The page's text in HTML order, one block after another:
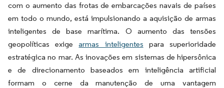
com o aumento das frotas de embarcações navais de países
em todo o mundo, está impulsionando a aquisição de armas
inteligentes de base marítima. O aumento das tensões
geopolíticas exigearmas inteligentes para superioridade
estratégica no mar. As inovações em sistemas de hipersônica
e de direcionamento baseados em inteligência artificial
formam o cerne da manutenção de uma vantagem